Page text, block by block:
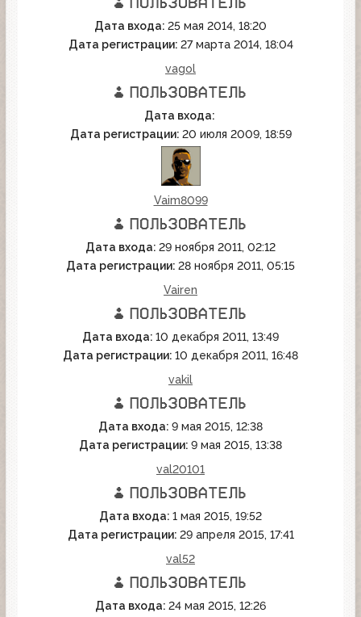
Дата входа: 25 мая 2014, 18:20
Дата регистрации: 27 марта 2014, 18:04
vagol
Дата входа:
Дата регистрации: 20 июля 2009, 18:59
Vaim8099
Дата входа: 29 ноября 2011, 02:12
Дата регистрации: 28 ноября 2011, 05:15
Vairen
Дата входа: 10 декабря 2011, 13:49
Дата регистрации: 10 декабря 2011, 16:48
vakil
Дата входа: 9 мая 2015, 12:38
Дата регистрации: 9 мая 2015, 13:38
val20101
Дата входа: 1 мая 2015, 19:52
Дата регистрации: 29 апреля 2015, 17:41
val52
Дата входа: 24 мая 2015, 12:26